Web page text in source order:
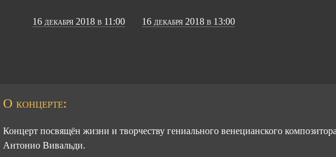
16 декабря 2018 в 11:00 16 декабря 2018 в 13:00
О концерте:
Концерт посвящён жизни и творчеству гениального венецианского
Антонио Вивальди.